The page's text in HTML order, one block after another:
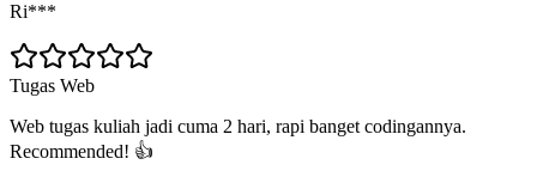
Ri***
Tugas Web
Web tugas kuliah jadi cuma 2 hari, rapi banget codingannya.
Recommended! 👍